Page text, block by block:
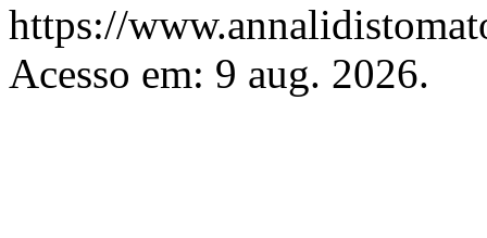
https://
Acesso em: 9 aug. 2026.